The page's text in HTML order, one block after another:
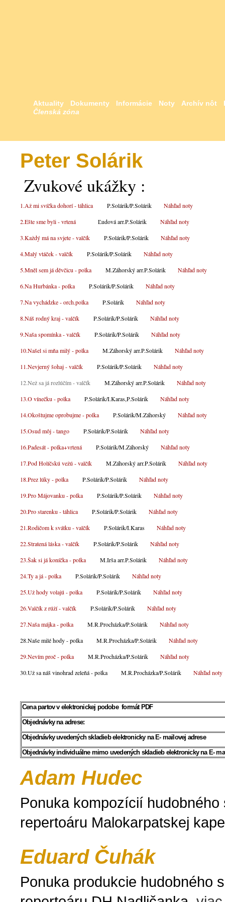
Aktuality Dokumenty Informácie Noty Archív nôt
Členská zóna
Peter Solárik
Zvukové ukážky :
1.Až mi svíčka dohorí - táhlica P.Solárik/P.Solárik Náhľad noty
2.Ešte sme byli - vrtená
Ľudová arr.P.Solárik Náhľad noty
3.Každý má na svjete - valčík
P.Solárik/P.Solárik Náhľad noty
4.Malý vtáček - valčík
P.Solárik/P.Solárik Náhľad noty
5.Mněl sem já děvčicu - polka
M.Záhorský arr.P.Solárik Náhľad noty
6.Na Hurbánka - polka P.Solárik/P.Solárik Náhľad noty
7.Na vychádzke - orch.polka P.Solárik Náhľad noty
8.Náš rodný kraj - valčík P.Solárik/P.Solárik Náhľad noty
9.Naša spomínka - valčík
P.Solárik/P.Solárik Náhľad noty
10.Našel si mňa milý - polka
M.Záhorský arr.P.Solárik Náhľad noty
11.Nevjerný šohaj - valčík
P.Solárik/P.Solárik Náhľad noty
12.Než sa já rozlúčím - valčík
M.Záhorský arr.P.Solárik Náhľad noty
13.O vínečku - polka
P.Solárik/I.Karas,P.Solárik Náhľad noty
14.Okoštujme oprobujme - polka
P.Solárik/M.Záhorský Náhľad noty
15.Osud môj - tango
P.Solárik/P.Solárik Náhľad noty
16.Padesát - polka+vrtená
P.Solárik/M.Záhorský Náhľad noty
17.Pod Holíčskú vežú - valčík M.Záhorský arr.P.Solárik Náhľad noty
18.Prez lúky - polka P.Solárik/P.Solárik Náhľad noty
19.Pro Májovanku - polka P.Solárik/P.Solárik Náhľad noty
20.Pro starenku - táhlica P.Solárik/P.Solárik Náhľad noty
21.Rodičom k svátku - valčík
P.Solárik/I.Karas Náhľad noty
22.Stratená láska - valčík
P.Solárik/P.Solárik Náhľad noty
23.Šak si já koníčka - polka
M.Irša arr.P.Solárik Náhľad noty
24.Ty a já - polka
P.Solárik/P.Solárik Náhľad noty
25.Už hody volajú - polka
P.Solárik/P.Solárik Náhľad noty
26.Valčík z rúží - valčík
P.Solárik/P.Solárik Náhľad noty
27.Naša májka - polka
M.R.Procházka/P.Solárik Náhľad noty
28.Naše milé hody - polka M.R.Procházka/P.Solárik Náhľad noty
29.Nevím proč - polka
M.R.Procházka/P.Solárik Náhľad noty
30.Už sa náš vinohrad zeleňá - polka M.R.Procházka/P.Solárik Náhľad noty
Cena partov v elektronickej podobe formát PDF
Objednávky na adrese:
Objednávky uvedených skladieb elektronicky na E- mailovej adrese
Objednávky individuálne mimo uvedených skladieb elektronicky na E-
Adam Hudec
Ponuka kompozícií
repertoáru Malokarpatskej
Eduard Čuhák
Ponuka produkcie hudobného